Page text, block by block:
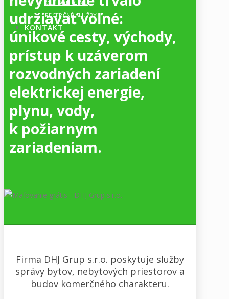
OUTSOURCING
RECEPČNÉ SLUŽBY
KONTAKT
udržiavať voľné:
únikové cesty, východy,
prístup k uzáverom
rozvodných zariadení
elektrickej energie,
plynu, vody,
k požiarnym
zariadeniam.
Firma DHJ Grup s.r.o. poskytuje služby
správy bytov, nebytových priestorov a
budov komerčného charakteru.